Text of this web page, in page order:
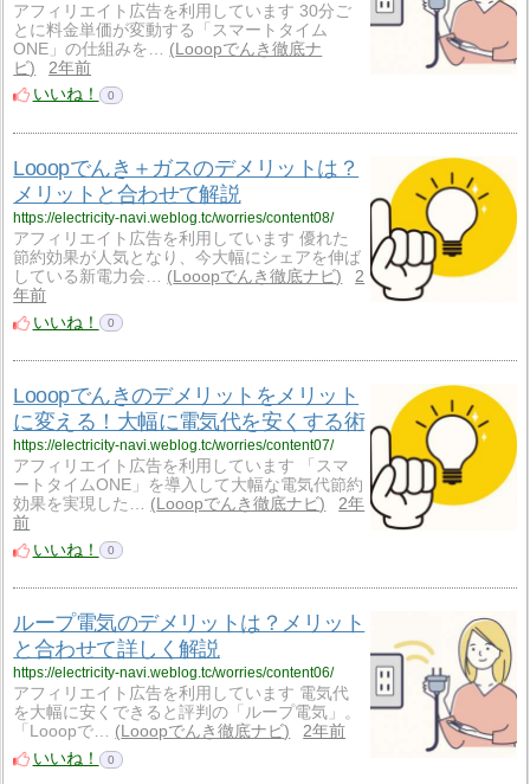
アフィリエイト広告を利用しています 30分ご
とに料金単価が変動する「スマートタイム
ONE」の仕組みを…
Looopでんき徹底ナ
ビ
2年前
いいね！
0
Looopでんき＋ガスのデメリットは？
メリットと合わせて解説
https://electricity-navi.weblog.tc/worries/content08/
アフィリエイト広告を利用しています 優れた
節約効果が人気となり、今大幅にシェアを伸ば
している新電力会…
Looopでんき徹底ナビ
2
年前
いいね！
0
Looopでんきのデメリットをメリット
に変える！大幅に電気代を安くする術
https://electricity-navi.weblog.tc/worries/content07/
アフィリエイト広告を利用しています 「スマ
ートタイムONE」を導入して大幅な電気代節約
効果を実現した…
Looopでんき徹底ナビ
2年
前
いいね！
0
ループ電気のデメリットは？メリット
と合わせて詳しく解説
https://electricity-navi.weblog.tc/worries/content06/
アフィリエイト広告を利用しています 電気代
を大幅に安くできると評判の「ループ電気」。
「Looopで…
Looopでんき徹底ナビ
2年前
いいね！
0